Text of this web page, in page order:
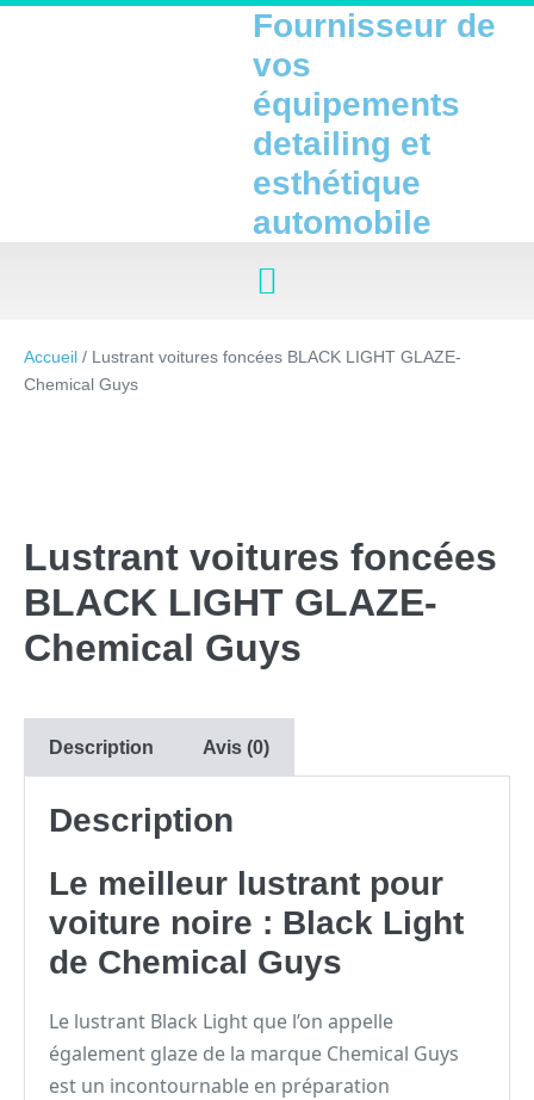
Fournisseur de
vos
équipements
detailing et
esthétique
automobile
Accueil / Lustrant voitures foncées BLACK LIGHT GLAZE-
Chemical Guys
Lustrant voitures foncées
BLACK LIGHT GLAZE-
Chemical Guys
Description Avis (0)
Description
Le meilleur lustrant pour
voiture noire : Black Light
de Chemical Guys
Le lustrant Black Light que l’on appelle
également glaze de la marque Chemical Guys
est un incontournable en préparation